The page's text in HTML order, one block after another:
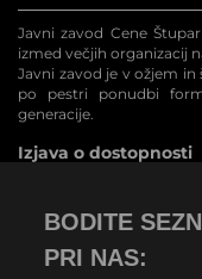
Javni zavod Cene
izmed večjih organizacij
Javni zavod je v ožjem
po pestri ponudbi
generacije.
Izjava o dostopnosti
BODITE
PRI NAS: